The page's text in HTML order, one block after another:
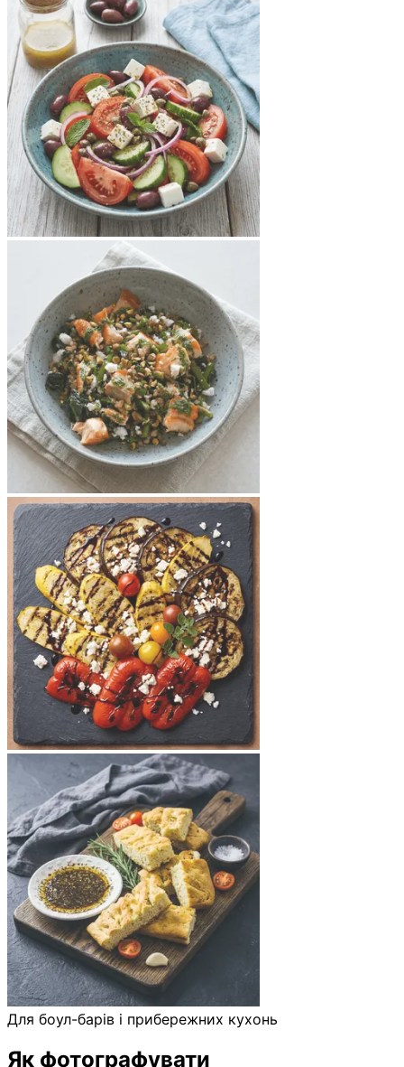
Для боул-барів і прибережних кухонь
Як фотографувати